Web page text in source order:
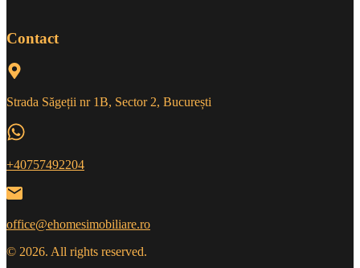
Contact
Strada Săgeții nr 1B, Sector 2, București
+40757492204
office@ehomesimobiliare.ro
© 2026. All rights reserved.